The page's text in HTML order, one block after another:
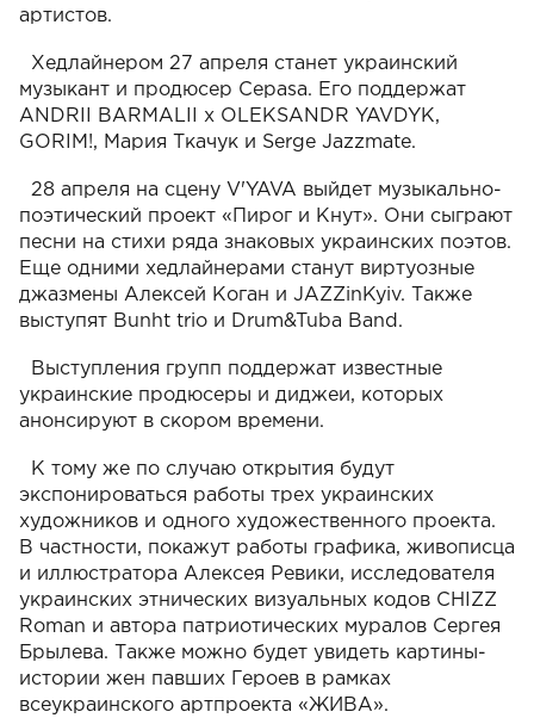
артистов.
Хедлайнером 27 апреля станет украинский
музыкант и продюсер Cepasa. Его поддержат
ANDRII BARMALII x OLEKSANDR YAVDYK,
GORIM!, Мария Ткачук и Serge Jazzmate.
28 апреля на сцену V'YAVA выйдет музыкально-
поэтический проект «Пирог и Кнут». Они сыграют
песни на стихи ряда знаковых украинских поэтов.
Еще одними хедлайнерами станут виртуозные
джазмены Алексей Коган и JAZZinKyiv. Также
выступят Bunht trio и Drum&Tuba Band.
Выступления групп поддержат известные
украинские продюсеры и диджеи, которых
анонсируют в скором времени.
К тому же по случаю открытия будут
экспонироваться работы трех украинских
художников и одного художественного проекта.
В частности, покажут работы графика, живописца
и иллюстратора Алексея Ревики, исследователя
украинских этнических визуальных кодов CHIZZ
Roman и автора патриотических муралов Сергея
Брылева. Также можно будет увидеть картины-
истории жен павших Героев в рамках
всеукраинского артпроекта «ЖИВА».